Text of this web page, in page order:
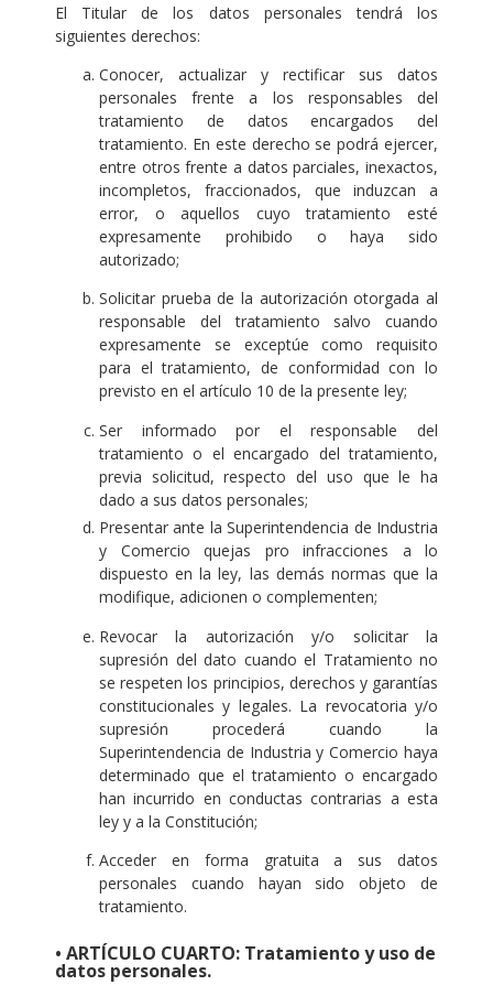
El Titular de los datos personales tendrá los
siguientes derechos:
Conocer, actualizar y rectificar sus datos
personales frente a los responsables del
tratamiento de datos encargados del
tratamiento. En este derecho se podrá ejercer,
entre otros frente a datos parciales, inexactos,
incompletos, fraccionados, que induzcan a
error, o aquellos cuyo tratamiento esté
expresamente prohibido o haya sido
autorizado;
Solicitar prueba de la autorización otorgada al
responsable del tratamiento salvo cuando
expresamente se exceptúe como requisito
para el tratamiento, de conformidad con lo
previsto en el artículo 10 de la presente ley;
Ser informado por el responsable del
tratamiento o el encargado del tratamiento,
previa solicitud, respecto del uso que le ha
dado a sus datos personales;
Presentar ante la Superintendencia de Industria
y Comercio quejas pro infracciones a lo
dispuesto en la ley, las demás normas que la
modifique, adicionen o complementen;
Revocar la autorización y/o solicitar la
supresión del dato cuando el Tratamiento no
se respeten los principios, derechos y garantías
constitucionales y legales. La revocatoria y/o
supresión procederá cuando la
Superintendencia de Industria y Comercio haya
determinado que el tratamiento o encargado
han incurrido en conductas contrarias a esta
ley y a la Constitución;
Acceder en forma gratuita a sus datos
personales cuando hayan sido objeto de
tratamiento.
• ARTÍCULO CUARTO: Tratamiento y uso de
datos personales.